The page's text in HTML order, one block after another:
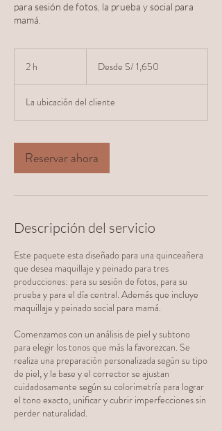
para sesión de fotos, la prueba y social para
mamá.
2 h
solesDesde S/ 1,650
La ubicación del cliente
Reservar ahora
Descripción del servicio
Este paquete esta diseñado para una quinceañera
que desea maquillaje y peinado para tres
producciones: para su sesión de fotos, para su
prueba y para el día central. Además que incluye
maquillaje y peinado social para mamá.
Comenzamos con un análisis de piel y subtono
para elegir los tonos que más la favorezcan. Se
realiza una preparación personalizada según su tipo
de piel, y la base y el corrector se ajustan
cuidadosamente según su colorimetría para lograr
el tono exacto, unificar y cubrir imperfecciones sin
perder naturalidad.